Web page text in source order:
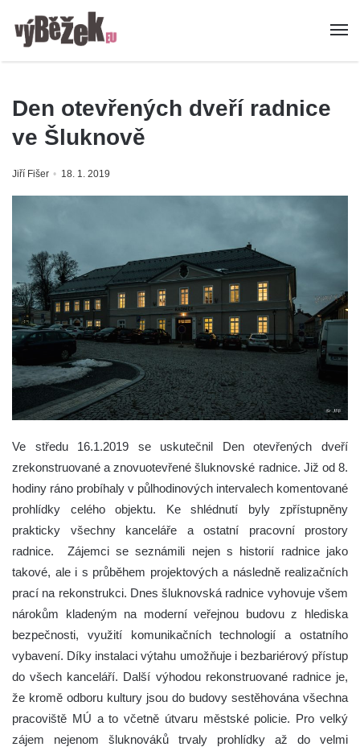
Den otevřených dveří radnice
ve Šluknově
Jiří Fišer 18. 1. 2019
Ve středu 16.1.2019 se uskutečnil Den otevřených dveří
zrekonstruované a znovuotevřené šluknovské radnice. Již od 8.
hodiny ráno probíhaly v půlhodinových intervalech komentované
prohlídky celého objektu. Ke shlédnutí byly zpřístupněny
prakticky všechny kanceláře a ostatní pracovní prostory
radnice. Zájemci se seznámili nejen s historií radnice jako
takové, ale i s průběhem projektových a následně realizačních
prací na rekonstrukci. Dnes šluknovská radnice vyhovuje všem
nárokům kladeným na moderní veřejnou budovu z hlediska
bezpečnosti, využití komunikačních technologií a ostatního
vybavení. Díky instalaci výtahu umožňuje i bezbariérový přístup
do všech kanceláří. Další výhodou rekonstruované radnice je,
že kromě odboru kultury jsou do budovy sestěhována všechna
pracoviště MÚ a to včetně útvaru městské policie. Pro velký
zájem nejenom šluknováků trvaly prohlídky až do velmi